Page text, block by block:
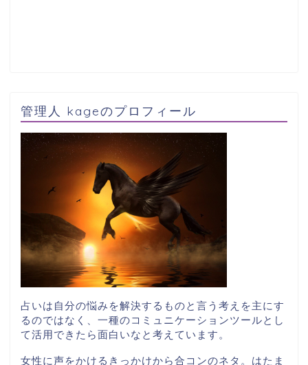
管理人 kageのプロフィール
占いは自分の悩みを解決するものと言う考えを主にす
るのではなく、一種のコミュニケーションツールとし
て活用できたら面白いなと考えています。
女性に声をかけるきっかけから合コンのネタ。はたま